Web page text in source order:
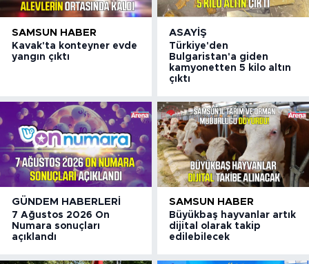
SAMSUN HABER
Kavak'ta konteyner evde
yangın çıktı
ASAYIŞ
Türkiye'den
Bulgaristan'a giden
kamyonetten 5 kilo altın
çıktı
GÜNDEM HABERLERI
7 Ağustos 2026 On
Numara sonuçları
açıklandı
SAMSUN HABER
Büyükbaş hayvanlar artık
dijital olarak takip
edilebilecek